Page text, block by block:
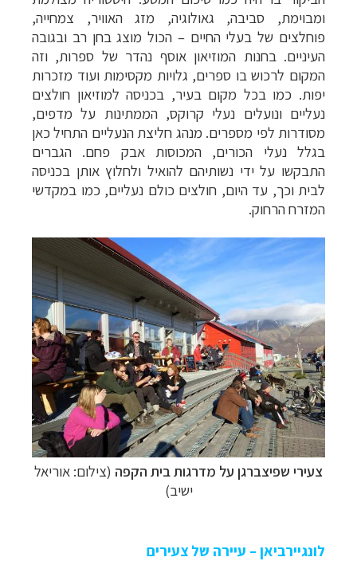
ומבוימת, סביבה, גאולוגיה, מזג האוויר, צמחייה,
פוחלצים של בעלי החיים – הכול מוצג בחן רב ובגובה
העיניים. בחנות המוזיאון אוסף נהדר של ספרות, וזה
המקום לרכוש בו ספרים, גלויות מקסימות ועוד מזכרות
יפות. כמו בכל מקום בעיר, בכניסה למוזיאון חולצים
נעליים ונועלים נעלי קרוקס, הממתינות על מדפים,
מסודרות לפי מספרים. מנהג חליצת הנעליים התחיל כאן
בגלל נעלי הכורים, המכוסות אבק פחם. הגברים
התבקשו על ידי נשותיהם להואיל ולחלוץ אותן בכניסה
לבית וכך, עד היום, חולצים כולם נעליים, כמו במקדשי
המזרח הרחוק.
צעירי שפיצברגן על מדרגות בית הקפה (צילום: אוריאל
ישיב)
לונגיירביאן – עיירה של צעירים
הפלגות לאנטארקטיקהלחצו לקבלת כל האפשרויות
»
הפלגות לארצות הקוטב הצפוני
קרוזים והפלגות נופש
לחצו לקבלת כל האפשרויות »